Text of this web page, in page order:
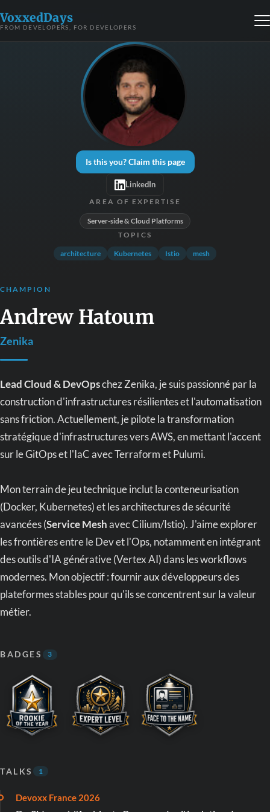
VoxxedDays
FROM DEVELOPERS, FOR DEVELOPERS
Is this you? Claim this page
LinkedIn
AREA OF EXPERTISE
Server-side & Cloud Platforms
TOPICS
architecture Kubernetes Istio mesh
CHAMPION
Andrew Hatoum
Zenika
Lead Cloud & DevOpschez Zenika, je suis passionné par la
construction d'infrastructures résilientes et l'automatisation
sans friction. Actuellement, je pilote la transformation
stratégique d'infrastructures vers AWS, en mettant l'accent
sur le GitOps et l'IaC avec Terraform et Pulumi.
Mon terrain de jeu technique inclut la conteneurisation
(Docker, Kubernetes) et les architectures de sécurité
avancées (Service Meshavec Cilium/Istio). J'aime explorer
les frontières entre le Dev et l'Ops, notamment en intégrant
des outils d'IA générative (Vertex AI) dans les workflows
modernes. Mon objectif : fournir aux développeurs des
plateformes stables pour qu'ils se concentrent sur la valeur
métier.
BADGES 3
TALKS 1
Devoxx France 2026